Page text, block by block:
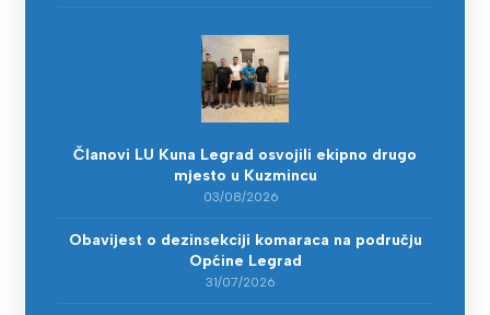
Članovi LU Kuna Legrad osvojili ekipno drugo
mjesto u Kuzmincu
03/08/2026
Obavijest o dezinsekciji komaraca na području
Općine Legrad
31/07/2026